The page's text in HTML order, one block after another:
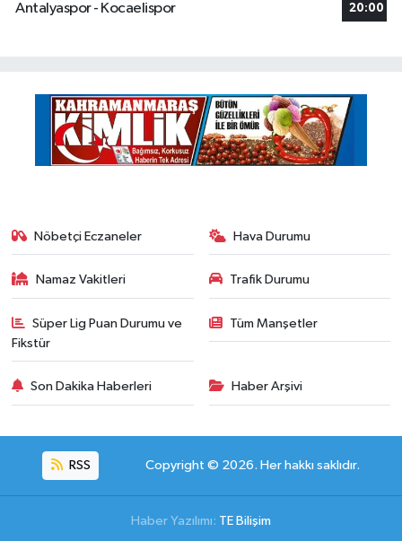
Antalyaspor - Kocaelispor 20:00
Nöbetçi Eczaneler Hava Durumu
Namaz Vakitleri Trafik Durumu
Süper Lig Puan Durumu ve
Fikstür
Tüm Manşetler
Son Dakika Haberleri Haber Arşivi
RSS Copyright © 2026. Her hakkı saklıdır.
Haber Yazılımı: TE Bilişim